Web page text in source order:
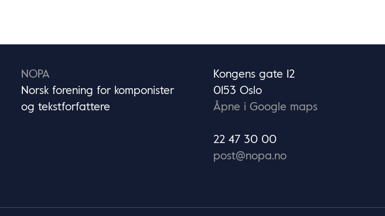
NOPA
Norsk forening for komponister
og tekstforfattere
Kongens gate 12
0153 Oslo
Åpne i Google maps
22 47 30 00
post@nopa.no